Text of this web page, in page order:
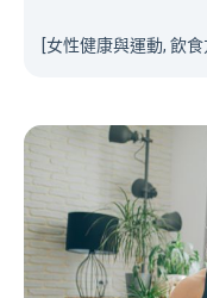
[女性健康與運動, 飲